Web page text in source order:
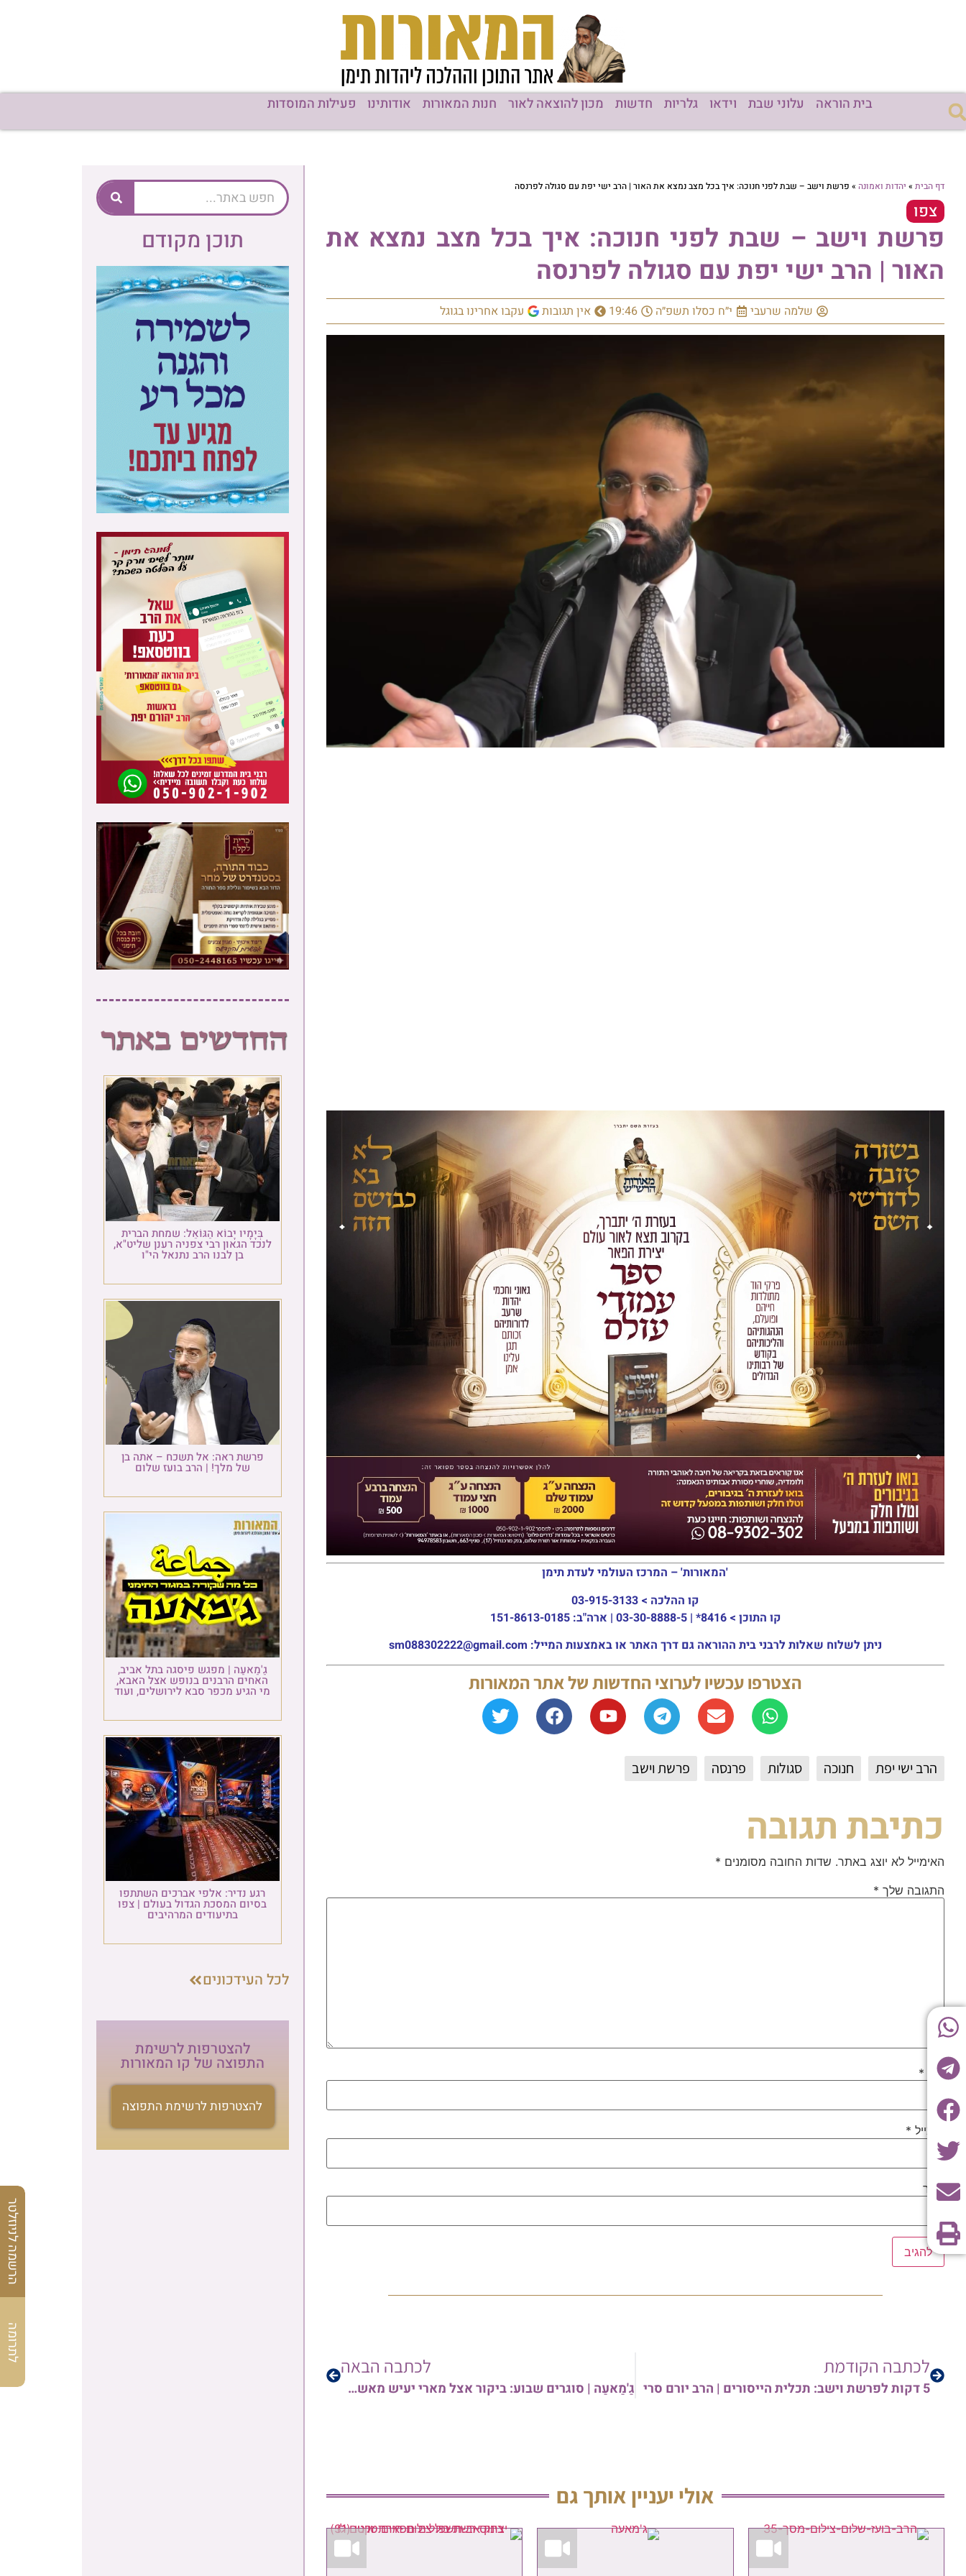
בית הוראה עלוני שבת וידאו גלריות חדשות מכון להוצאה לאור חנות המאורות אודותינו פעילות המוסדות
דף הבית » יהדות ואמונה » פרשת וישב – שבת לפני חנוכה: איך בכל מצב נמצא את האור | הרב ישי יפת עם סגולה לפרנסה
צפו
פרשת וישב – שבת לפני חנוכה: איך בכל מצב נמצא את
האור | הרב ישי יפת עם סגולה לפרנסה
שלמה שרעבי י״ח כסלו תשפ״ה 19:46 אין תגובות עקבו אחרינו בגוגל
'המאורות' – המרכז העולמי לעדת תימן
קו ההלכה >
קו התוכן >8416* | 03-30-8888-5 | ארה"ב: 151-8613-0185
ניתן לשלוח שאלות לרבני בית ההוראה גם דרך האתר או באמצעות המייל: sm088302222@gmail.com
הצטרפו עכשיו לערוצי החדשות של אתר המאורות
הרב ישי יפת חנוכה סגולות פרנסה פרשת וישב
כתיבת תגובה
האימייל לא יוצג באתר. שדות החובה מסומנים *
התגובה שלך *
שם *
אימייל *
אתר
לכתבה הקודמת
5 דקות לפרשת וישב: תכלית הייסורים | הרב יורם סרי
לכתבה הבאה
גַ'מַאעַה | סוגרים שבוע: ביקור אצל מארי יעיש מאשקלון, "משה גולן וציון קליין" ממשיכים להפתיע, ועוד ועוד
אולי יעניין אותך גם
תוכן מקודם
בְּיָמָיו יָבוֹא הַגּוֹאֵל: שמחת הברית
לנכד הגאון רבי צפניה רענן שליט"א,
בן לבנו הרב נתנאל הי"ו
פרשת ראה: אל תשכח – אתה בן
של מלך! | הרב בועז שלום
גַ'מַאעַה | מפגש פיסגה בתל אביב,
האחים הרבנים בנופש אצל האבא,
מי הגיע מכפר סבא לירושלים, ועוד
רגע נדיר: אלפי אברכים השתתפו
בסיום המסכת הגדול בעולם | צפו
בתיעודים המרהיבים
לכל העידכונים
להצטרפות לרשימת
התפוצה של קו המאורות
להצטרפות לרשימת התפוצה
הרשמה לניוזלטר
לתרומה